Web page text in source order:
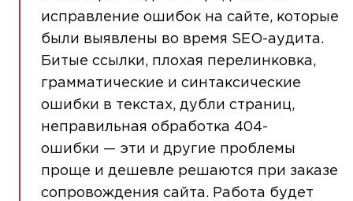
исправление ошибок на сайте, которые
были выявлены во время SEO-аудита.
Битые ссылки, плохая перелинковка,
грамматические и синтаксические
ошибки в текстах, дубли страниц,
неправильная обработка 404-
ошибки — эти и другие проблемы
проще и дешевле решаются при заказе
сопровождения сайта. Работа будет